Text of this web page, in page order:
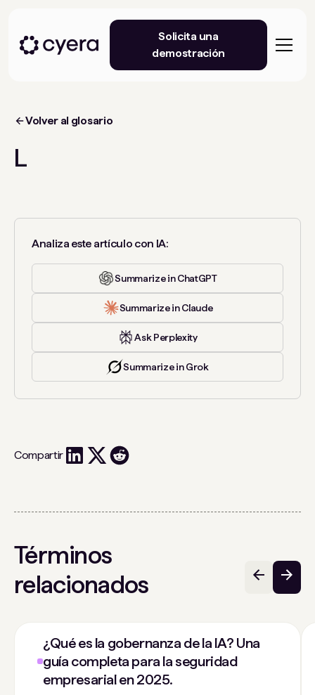
Solicita una
demostración
Volver al glosario
L
Analiza este artículo con IA:
Summarize in ChatGPT
Summarize in Claude
Ask Perplexity
Summarize in Grok
Compartir
Términos
relacionados
¿Qué es la gobernanza de la IA? Una
guía completa para la seguridad
empresarial en 2025.